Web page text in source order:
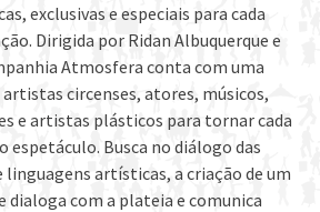
exclusivas e especiais para cada
Dirigida por Ridan Albuquerque e
Atmosfera conta com uma
circenses, atores, músicos,
e artistas plásticos para tornar cada
espetáculo. Busca no diálogo das
artísticas, a criação de um
dialoga com a plateia e comunica